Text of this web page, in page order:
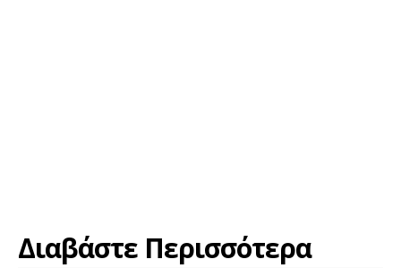
Διαβάστε Περισσότερα